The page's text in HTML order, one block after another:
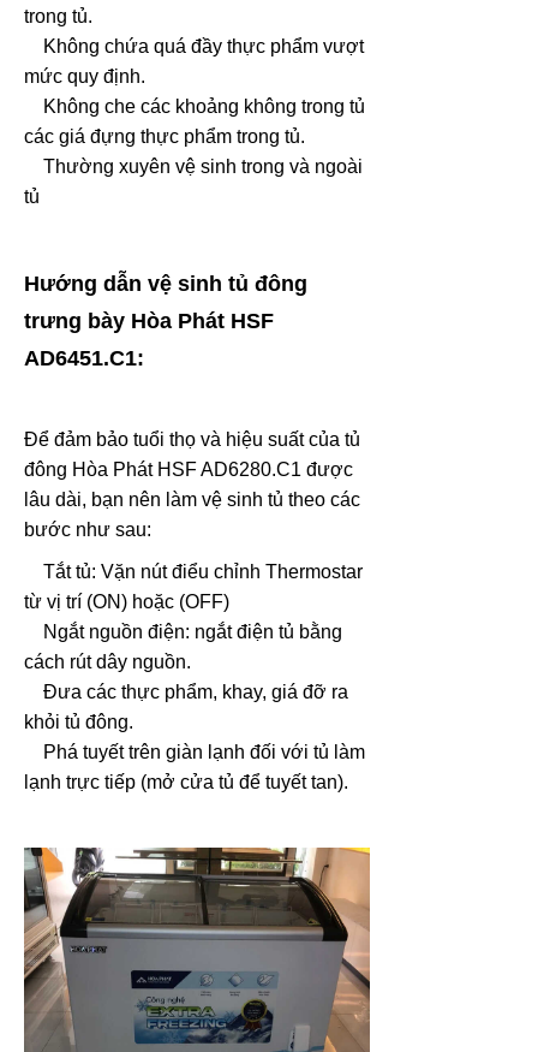
trong tủ.
Không chứa quá đầy thực phẩm vượt
mức quy định.
Không che các khoảng không trong tủ
các giá đựng thực phẩm trong tủ.
Thường xuyên vệ sinh trong và ngoài
tủ
Hướng dẫn vệ sinh tủ đông
trưng bày Hòa Phát HSF
AD6451.C1:
Để đảm bảo tuổi thọ và hiệu suất của tủ
đông Hòa Phát HSF AD6280.C1 được
lâu dài, bạn nên làm vệ sinh tủ theo các
bước như sau:
Tắt tủ: Vặn nút điểu chỉnh Thermostar
từ vị trí (ON) hoặc (OFF)
Ngắt nguồn điện: ngắt điện tủ bằng
cách rút dây nguồn.
Đưa các thực phẩm, khay, giá đỡ ra
khỏi tủ đông.
Phá tuyết trên giàn lạnh đối với tủ làm
lạnh trực tiếp (mở cửa tủ để tuyết tan).